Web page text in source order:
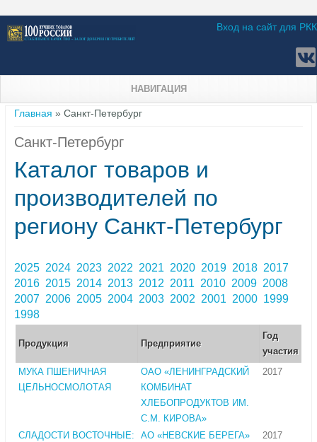
Вход на сайт для РКК
НАВИГАЦИЯ
Вы здесь
Главная » Санкт-Петербург
Санкт-Петербург
Каталог товаров и
производителей по
региону Санкт-Петербург
2025 2024 2023 2022 2021 2020 2019 2018 2017
2016 2015 2014 2013 2012 2011 2010 2009 2008
2007 2006 2005 2004 2003 2002 2001 2000 1999
1998
Продукция Предприятие
Год
участия
МУКА ПШЕНИЧНАЯ
ЦЕЛЬНОСМОЛОТАЯ
ОАО «ЛЕНИНГРАДСКИЙ
КОМБИНАТ
ХЛЕБОПРОДУКТОВ ИМ.
С.М. КИРОВА»
2017
СЛАДОСТИ ВОСТОЧНЫЕ:
АО «НЕВСКИЕ БЕРЕГА» 2017